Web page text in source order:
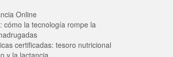
Online
cómo la tecnología rompe la
certificadas: tesoro nutricional
y la lactancia